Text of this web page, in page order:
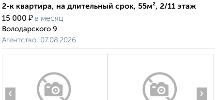
2-к квартира, на длительный срок, 55м², 2/11 этаж
15 000 ₽ в месяц
Володарского 9
Агентство, 07.08.2026
‹ ›